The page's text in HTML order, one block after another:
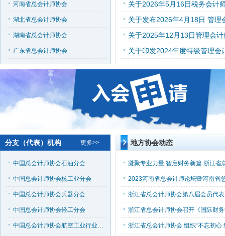
河南省总会计师协会
湖北省总会计师协会
湖南省总会计师协会
广东省总会计师协会
分支（代表）机构 更多>>
中国总会计师协会石油分会
中国总会计师协会核工业分会
中国总会计师协会兵器分会
中国总会计师协会轻工分会
中国总会计师协会航空工业行业分会
地方协会动态